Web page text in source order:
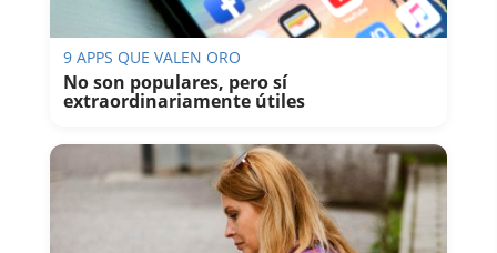
9 APPS QUE VALEN ORO
No son populares, pero sí
extraordinariamente útiles